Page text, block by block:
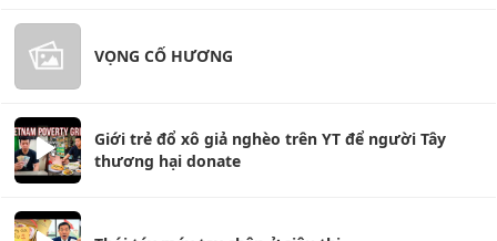
VỌNG CỐ HƯƠNG
Giới trẻ đổ xô giả nghèo trên YT để người Tây
thương hại donate